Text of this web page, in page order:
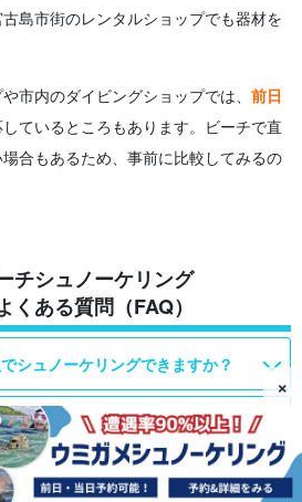
島市街のレンタルショップでも器材を
市内のダイビングショップでは、 前日
ているところもあります。ビーチで直
合もあるため、事前に比較してみるの
チシュノーケリング
くある質問（FAQ）
シュノーケリングできますか？
メに会える確率はどのくらいです
×